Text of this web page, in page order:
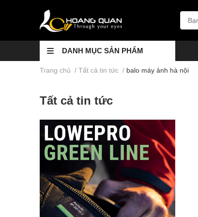
DANH MỤC SẢN PHẨM
Trang chủ / Tất cả tin tức / balo máy ảnh hà nội
Tất cả tin tức